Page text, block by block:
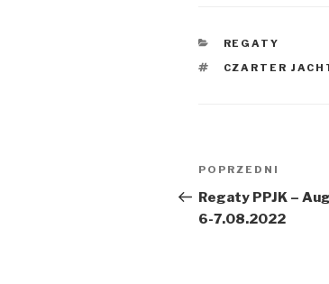
KATEGORIE
REGATY
TAGI
CZARTER
Nawigacja
wpisu
Poprzedni
wpis
POPRZEDNI
Regaty PPJK –
6-7.08.2022